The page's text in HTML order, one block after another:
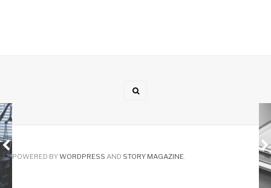
POWERED BYWORDPRESS AND STORY MAGAZINE.